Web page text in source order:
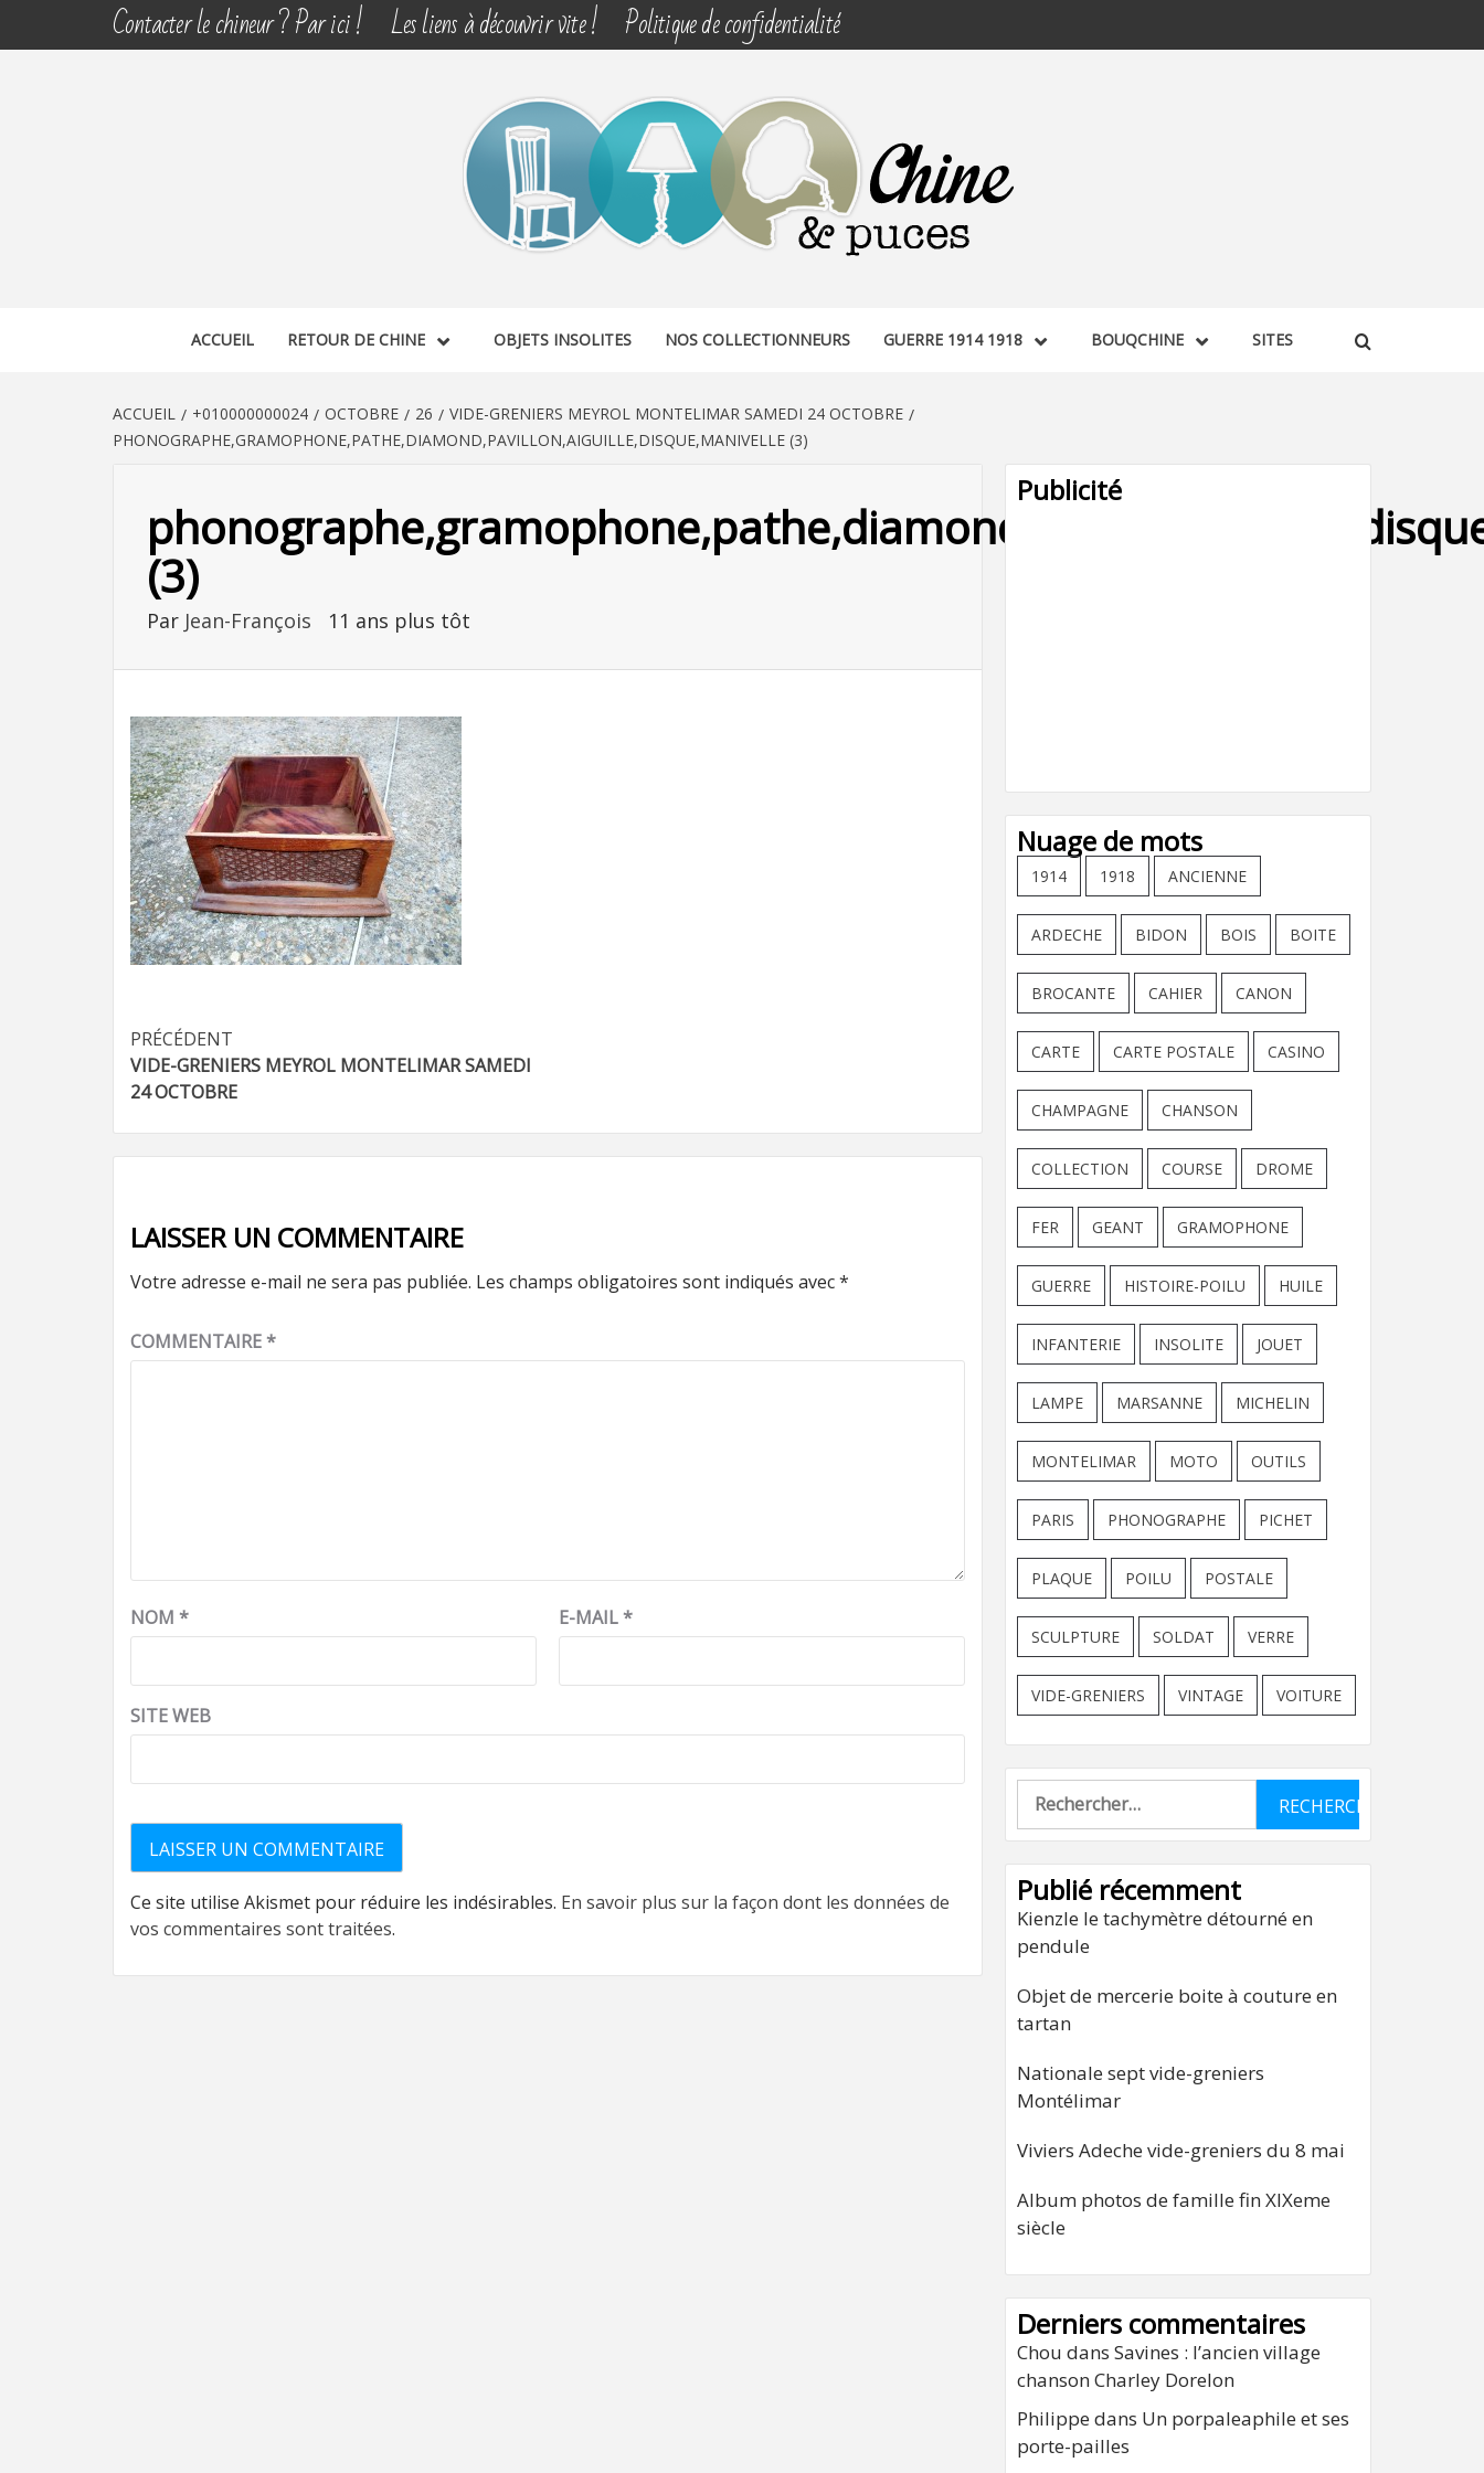
Contacter le chineur ? Par ici ! Les liens à découvrir vite ! Politique de confidentialité
CHINE & PUCES
ACCUEIL RETOUR DE CHINE OBJETS INSOLITES NOS COLLECTIONNEURS GUERRE 1914 1918 BOUQCHINE SITES
ACCUEIL +010000000024 OCTOBRE 26
VIDE-GRENIERS MEYROL MONTELIMAR SAMEDI 24 OCTOBRE
PHONOGRAPHE,GRAMOPHONE,PATHE,DIAMOND,PAVILLON,AIGUILLE,DISQUE,MANIVELLE (3)
(3)
Par Jean-François 11 ans plus tôt
Navigation
d’article
PRÉCÉDENT
VIDE-GRENIERS MEYROL MONTELIMAR SAMEDI
24 OCTOBRE
LAISSER UN COMMENTAIRE
Votre adresse e-mail ne sera pas publiée. Les champs obligatoires sont indiqués avec*
COMMENTAIRE*
NOM * E-MAIL*
SITE WEB
Ce site utilise Akismet pour réduire les indésirables. En savoir plus sur la façon dont les données de
vos commentaires sont traitées.
Publicité
Nuage de mots
1914 1918 ANCIENNE
ARDECHE BIDON BOIS BOITE
BROCANTE CAHIER CANON
CARTE CARTE POSTALE CASINO
CHAMPAGNE CHANSON
COLLECTION COURSE DROME
FER GEANT GRAMOPHONE
GUERRE HISTOIRE-POILU HUILE
INFANTERIE INSOLITE JOUET
LAMPE MARSANNE MICHELIN
MONTELIMAR MOTO OUTILS
PARIS PHONOGRAPHE PICHET
PLAQUE POILU POSTALE
SCULPTURE SOLDAT VERRE
VIDE-GRENIERS VINTAGE VOITURE
Rechercher :
Publié récemment
Kienzle le tachymètre détourné en
pendule
Objet de mercerie boite à couture en
tartan
Nationale sept vide-greniers
Montélimar
Viviers Adeche vide-greniers du 8 mai
Album photos de famille fin XIXeme
siècle
Derniers commentaires
Chou dans Savines : l’ancien village
chanson Charley Dorelon
Philippe dans Un porpaleaphile et ses
porte-pailles